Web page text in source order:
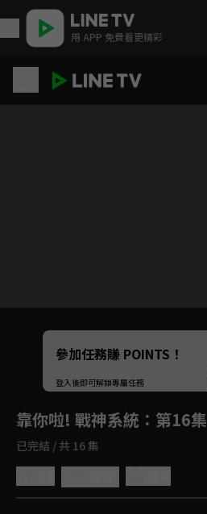
用 APP 免費看更精彩
Unmute
如有不便請見諒
參加任務賺 POINTS！
登入後即可解鎖專屬任務
靠你啦! 戰神系統 ：第16集
已完結 / 共 16 集